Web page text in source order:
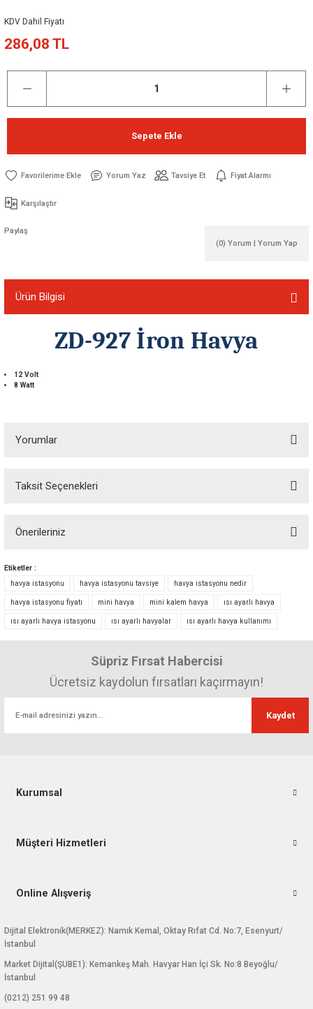
KDV Dahil Fiyatı
286,08 TL
Sepete Ekle
Yorum Yaz Tavsiye Et Fiyat Alarmı
Karşılaştır
Paylaş
(0) Yorum | Yorum Yap
Ürün Bilgisi
ZD-927 İron Havya
12 Volt
8 Watt
Yorumlar
Taksit Seçenekleri
Önerileriniz
Bu ürünün fiyat bilgisi, resim, ürün açıklamalarında ve diğer konularda
yetersiz gördüğünüz noktaları öneri formunu kullanarak tarafımıza
Görüş ve önerileriniz için teşekkür ederiz.
Ürün resmi kalitesiz, bozuk veya görüntülenemiyor.
Ürün açıklamasında eksik bilgiler bulunuyor.
Ürün bilgilerinde hatalar bulunuyor.
Ürün fiyatı diğer sitelerden daha pahalı.
Bu ürüne benzer farklı alternatifler olmalı.
Etiketler :
havya istasyonu
havya istasyonu tavsiye havya istasyonu nedir
havya istasyonu fiyatı mini havya mini kalem havya ısı ayarlı havya
ısı ayarlı havya istasyonu ısı ayarlı havyalar ısı ayarlı havya kullanımı
Süpriz Fırsat Habercisi
Ücretsiz kaydolun fırsatları kaçırmayın!
Kaydet
Kurumsal
Müşteri Hizmetleri
Online Alışveriş
Dijital Elektronik(MERKEZ): Namık Kemal, Oktay Rıfat Cd. No:7, Esenyurt/
İstanbul
Market Dijital(ŞUBE1): Kemankeş Mah. Havyar Han İçi Sk. No:8 Beyoğlu/
İstanbul
(0212) 251 99 48